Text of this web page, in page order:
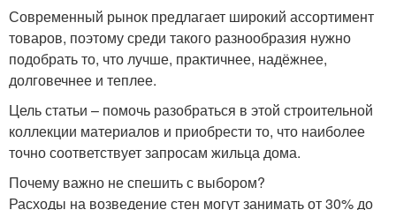
Отделочный материал
Современный рынок предлагает широкий ассортимент
товаров, поэтому среди такого разнообразия нужно
подобрать то, что лучше, практичнее, надёжнее,
долговечнее и теплее.
Цель статьи – помочь разобраться в этой строительной
коллекции материалов и приобрести то, что наиболее
точно соответствует запросам жильца дома.
Почему важно не спешить с выбором?
Расходы на возведение стен могут занимать от 30% до